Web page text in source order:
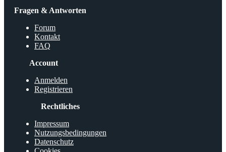
Fragen & Antworten
Forum
Kontakt
FAQ
Account
Anmelden
Registrieren
Rechtliches
Impressum
Nutzungsbedingungen
Datenschutz